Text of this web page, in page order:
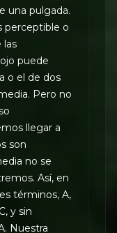
una pulgada.
perceptible o
las
puede
o el de dos
Pero no
llegar a
son
no se
Así, en
términos, A,
y sin
Nuestra